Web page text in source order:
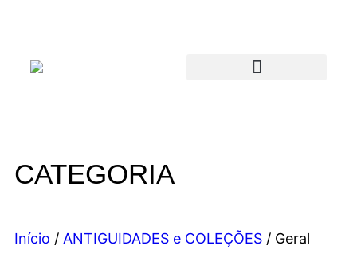
CATEGORIA
Início / ANTIGUIDADES e COLEÇÕES / Geral